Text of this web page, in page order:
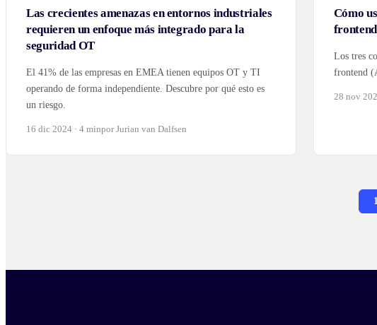
Las crecientes amenazas en entornos industriales
requieren un enfoque más integrado para la
seguridad OT
El 41% de las empresas en EMEA tienen equipos OT y TI
operando de forma independiente. Descubre por qué esto es
un riesgo.
16 dic 2024 · 4 minpor Jurian van Dalfsen
Cómo
Los tres
frontend
28 nov
1